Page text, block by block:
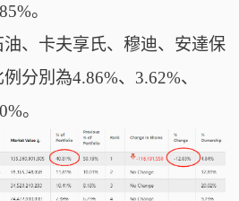
。
、卡夫享氏、穆迪、安達保
分別為4.86%、3.62%、
。